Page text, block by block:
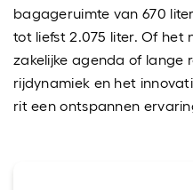
bagageruimte van 670
tot liefst 2.075 liter. Of het
zakelijke agenda of lange
rijdynamiek en het
rit een ontspannen